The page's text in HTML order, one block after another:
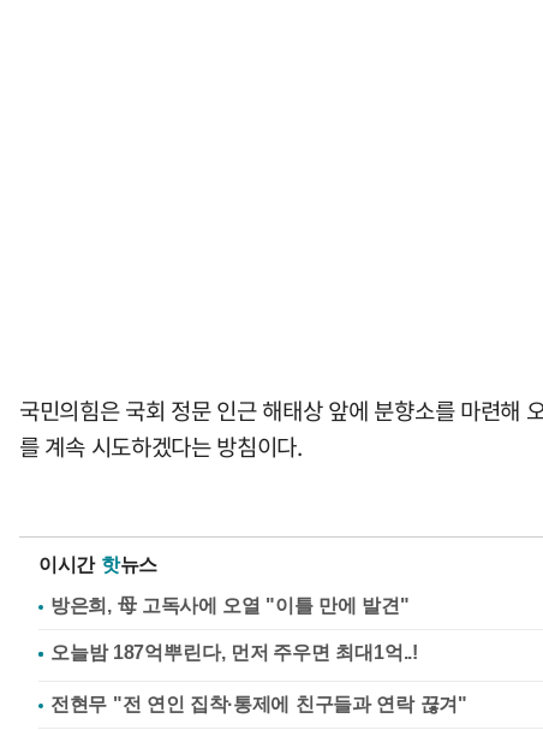
국민의힘은 국회 정문 인근 해태상 앞에 분향소를 마련해
를 계속 시도하겠다는 방침이다.
이시간 핫뉴스
방은희, 母 고독사에 오열 "이틀 만에 발견"
전현무 "전 연인 집착·통제에 친구들과 연락 끊겨"